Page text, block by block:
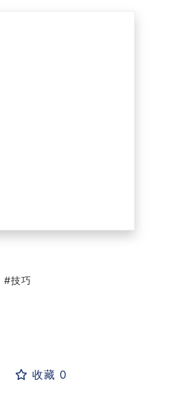
技巧
收藏 0